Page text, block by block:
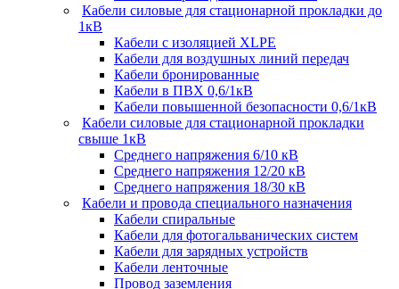
Кабели силовые для стационарной прокладки до
1кВ
Кабели c изоляцией XLPE
Кабели для воздушных линий передач
Кабели бронированные
Кабели в ПВХ 0,6/1кВ
Кабели повышенной безопасности 0,6/1кВ
Кабели силовые для стационарной прокладки
свыше 1кВ
Среднего напряжения 6/10 кВ
Среднего напряжения 12/20 кВ
Среднего напряжения 18/30 кВ
Кабели и провода специального назначения
Кабели спиральные
Кабели для фотогальванических систем
Кабели для зарядных устройств
Кабели ленточные
Провод заземления